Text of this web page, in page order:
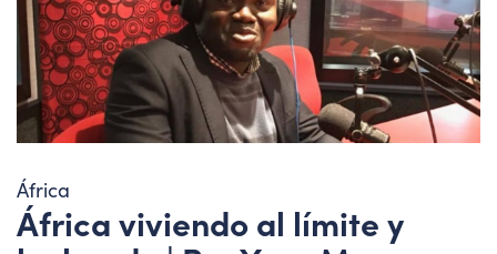
África
África viviendo al límite y